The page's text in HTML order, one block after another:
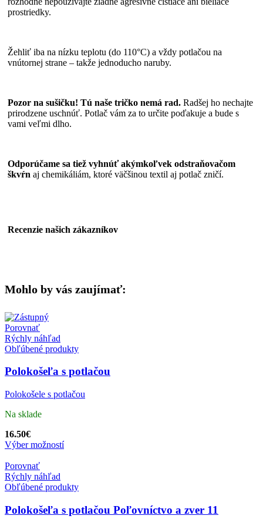
prostriedky.
Žehliť iba na nízku teplotu (do 110°C) a vždy potlačou na
vnútornej strane – takže jednoducho naruby.
Pozor na sušičku! Tú naše tričko nemá rad. Radšej ho nechajte
prirodzene uschnúť. Potlač vám za to určite poďakuje a bude s
vami veľmi dlho.
Odporúčame sa tiež vyhnúť akýmkoľvek odstraňovačom
škvŕn aj chemikáliám, ktoré väčšinou textil aj potlač zničí.
Recenzie našich zákazníkov
Mohlo by vás zaujímať:
Porovnať
Rýchly náhľad
Obľúbené produkty
Polokošeľa s potlačou
Polokošele s potlačou
Na sklade
16.50€
Výber možností
Porovnať
Rýchly náhľad
Obľúbené produkty
Polokošeľa s potlačou Poľovníctvo a zver 11